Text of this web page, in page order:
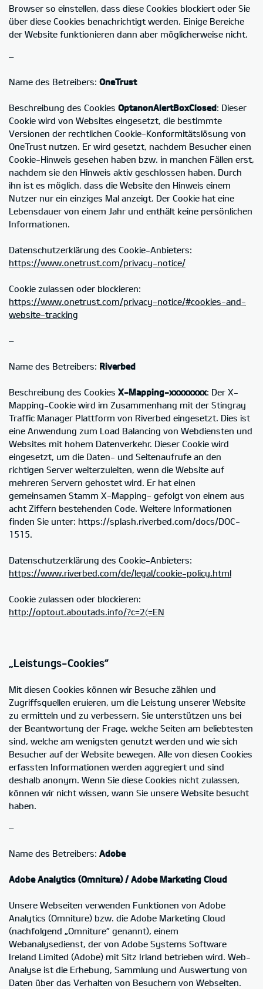
Browser so einstellen, dass diese Cookies blockiert oder Sie
über diese Cookies benachrichtigt werden. Einige Bereiche
der Website funktionieren dann aber möglicherweise nicht.
–
Name des Betreibers: OneTrust
Beschreibung des Cookies OptanonAlertBoxClosed: Dieser
Cookie wird von Websites eingesetzt, die bestimmte
Versionen der rechtlichen Cookie-Konformitätslösung von
OneTrust nutzen. Er wird gesetzt, nachdem Besucher einen
Cookie-Hinweis gesehen haben bzw. in manchen Fällen erst,
nachdem sie den Hinweis aktiv geschlossen haben. Durch
ihn ist es möglich, dass die Website den Hinweis einem
Nutzer nur ein einziges Mal anzeigt. Der Cookie hat eine
Lebensdauer von einem Jahr und enthält keine persönlichen
Informationen.
Datenschutzerklärung des Cookie-Anbieters:
https://www.onetrust.com/privacy-notice/
Cookie zulassen oder blockieren:
https://www.onetrust.com/privacy-notice/#cookies-and-
website-tracking
–
Name des Betreibers: Riverbed
Beschreibung des Cookies X-Mapping-xxxxxxxx: Der X-
Mapping-Cookie wird im Zusammenhang mit der Stingray
Traffic Manager Plattform von Riverbed eingesetzt. Dies ist
eine Anwendung zum Load Balancing von Webdiensten und
Websites mit hohem Datenverkehr. Dieser Cookie wird
eingesetzt, um die Daten- und Seitenaufrufe an den
richtigen Server weiterzuleiten, wenn die Website auf
mehreren Servern gehostet wird. Er hat einen
gemeinsamen Stamm X-Mapping- gefolgt von einem aus
acht Ziffern bestehenden Code. Weitere Informationen
finden Sie unter: https://splash.riverbed.com/docs/DOC-
1515.
Datenschutzerklärung des Cookie-Anbieters:
https://www.riverbed.com/de/legal/cookie-policy.html
Cookie zulassen oder blockieren:
http://optout.aboutads.info/?c=2〈=EN
„Leistungs-Cookies“
Mit diesen Cookies können wir Besuche zählen und
Zugriffsquellen eruieren, um die Leistung unserer Website
zu ermitteln und zu verbessern. Sie unterstützen uns bei
der Beantwortung der Frage, welche Seiten am beliebtesten
sind, welche am wenigsten genutzt werden und wie sich
Besucher auf der Website bewegen. Alle von diesen Cookies
erfassten Informationen werden aggregiert und sind
deshalb anonym. Wenn Sie diese Cookies nicht zulassen,
können wir nicht wissen, wann Sie unsere Website besucht
haben.
–
Name des Betreibers: Adobe
Adobe Analytics (Omniture) / Adobe Marketing Cloud
Unsere Webseiten verwenden Funktionen von Adobe
Analytics (Omniture) bzw. die Adobe Marketing Cloud
(nachfolgend „Omniture“ genannt), einem
Webanalysedienst, der von Adobe Systems Software
Ireland Limited (Adobe) mit Sitz Irland betrieben wird. Web-
Analyse ist die Erhebung, Sammlung und Auswertung von
Daten über das Verhalten von Besuchern von Webseiten.